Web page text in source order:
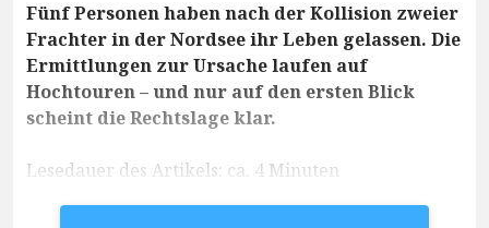
Fünf Personen haben nach der Kollision zweier
Frachter in der Nordsee ihr Leben gelassen. Die
Ermittlungen zur Ursache laufen auf
Hochtouren – und nur auf den ersten Blick
scheint die Rechtslage klar.
Lesedauer des Artikels: ca. 4 Minuten